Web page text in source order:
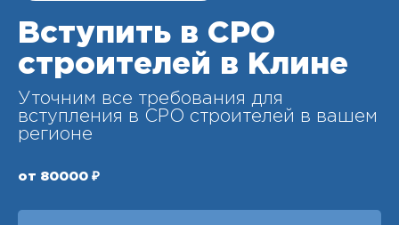
Вступить в СРО
строителей в Клине
Уточним все требования для
вступления в СРО строителей в вашем
регионе
от 80000 ₽